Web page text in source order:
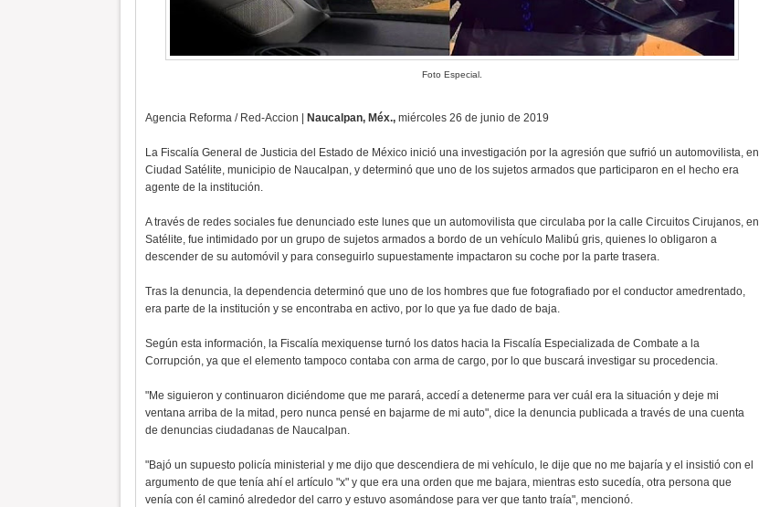
Foto Especial.
Agencia Reforma / Red-Accion | Naucalpan, Méx., miércoles 26 de junio de 2019
La Fiscalía General de Justicia del Estado de México inició una investigación por la agresión que sufrió un automovilista, en
Ciudad Satélite, municipio de Naucalpan, y determinó que uno de los sujetos armados que participaron en el hecho era
agente de la institución.
A través de redes sociales fue denunciado este lunes que un automovilista que circulaba por la calle Circuitos Cirujanos, en
Satélite, fue intimidado por un grupo de sujetos armados a bordo de un vehículo Malibú gris, quienes lo obligaron a
descender de su automóvil y para conseguirlo supuestamente impactaron su coche por la parte trasera.
Tras la denuncia, la dependencia determinó que uno de los hombres que fue fotografiado por el conductor amedrentado,
era parte de la institución y se encontraba en activo, por lo que ya fue dado de baja.
Según esta información, la Fiscalía mexiquense turnó los datos hacia la Fiscalía Especializada de Combate a la
Corrupción, ya que el elemento tampoco contaba con arma de cargo, por lo que buscará investigar su procedencia.
"Me siguieron y continuaron diciéndome que me parará, accedí a detenerme para ver cuál era la situación y deje mi
ventana arriba de la mitad, pero nunca pensé en bajarme de mi auto", dice la denuncia publicada a través de una cuenta
de denuncias ciudadanas de Naucalpan.
"Bajó un supuesto policía ministerial y me dijo que descendiera de mi vehículo, le dije que no me bajaría y el insistió con el
argumento de que tenía ahí el artículo "x" y que era una orden que me bajara, mientras esto sucedía, otra persona que
venía con él caminó alrededor del carro y estuvo asomándose para ver que tanto traía", mencionó.